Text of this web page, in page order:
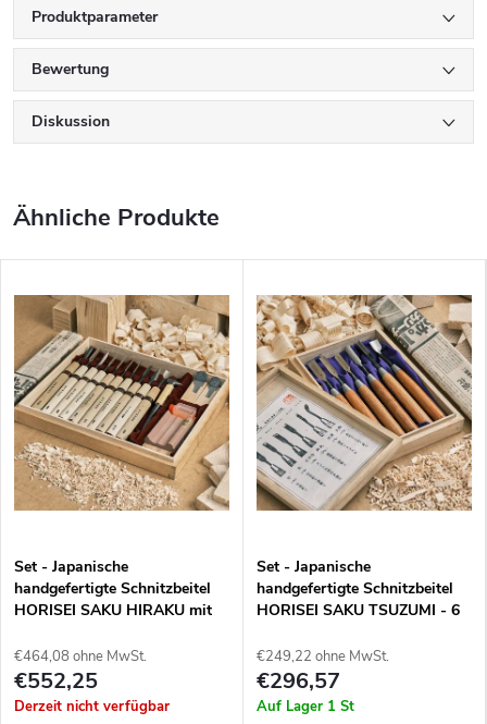
Produktparameter
Bewertung
Diskussion
Set - Japanische
handgefertigte Schnitzbeitel
HORISEI SAKU HIRAKU mit
Stück
€464,08 ohne MwSt.
€552,25
Derzeit nicht verfügbar
Set - Japanische
handgefertigte Schnitzbeitel
HORISEI SAKU TSUZUMI - 6
€249,22 ohne MwSt.
€296,57
Auf Lager 1 St